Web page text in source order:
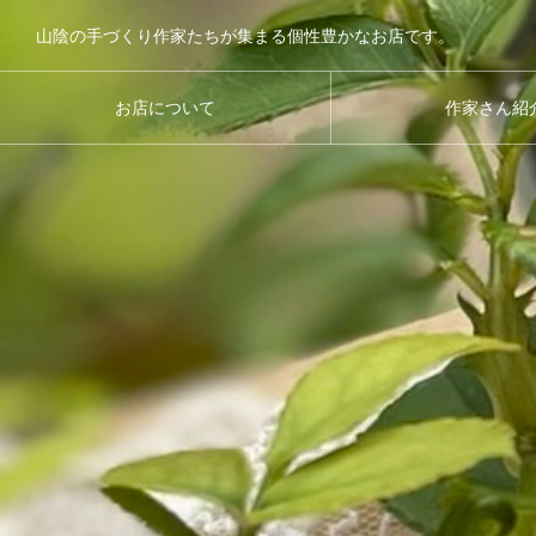
お店について 作家さん紹
山陰の手づくり作家たちが集まる個性豊かなお店です。